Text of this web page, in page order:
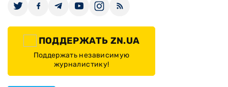
ПОДДЕРЖАТЬ ZN.UA
Поддержать независимую
журналистику!